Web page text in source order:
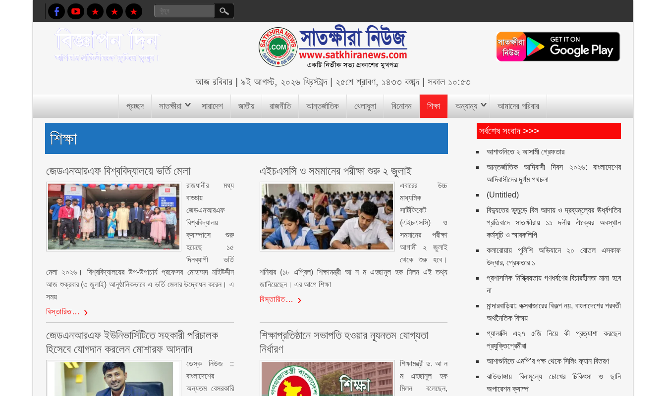
আজ রবিবার| ৯ই আগস্ট, ২০২৬ খ্রিস্টাব্দ| ২৫শে শ্রাবণ, ১৪৩৩ বঙ্গাব্দ| সকাল ১০:৫৩
প্রচ্ছদ সাতক্ষীরা সারাদেশ জাতীয় রাজনীতি আন্তর্জাতিক খেলাধুলা বিনোদন শিক্ষা অন্যান্য আমাদের পরিবার
শিক্ষা
জেডএনআরএফ বিশ্ববিদ্যালয়ে ভর্তি মেলা
রাজধানীর মধ্য
বাড্ডায়
জেডএনআরএফ
বিশ্ববিদ্যালয়
ক্যাম্পাসে শুরু
হয়েছে ১৫
দিনব্যাপী ভর্তি
মেলা ২০২৬। বিশ্ববিদ্যালয়ের উপ-উপাচার্য প্রফেসর মোহাম্মদ মহিউদ্দীন
আজ শুক্রবার (৩ জুলাই) আনুষ্ঠানিকভাবে এ ভর্তি মেলার উদ্বোধন করেন। এ
সময়
বিস্তারিত…
এইচএসসি ও সমমানের পরীক্ষা শুরু ২ জুলাই
এবারের উচ্চ
মাধ্যমিক
সার্টিফিকেট
(এইচএসসি) ও
সমমানের পরীক্ষা
আগামী ২ জুলাই
থেকে শুরু হবে।
শনিবার (১৮ এপ্রিল) শিক্ষামন্ত্রী আ ন ম এহছানুল হক মিলন এই তথ্য
জানিয়েছেন। এর আগে শিক্ষা
বিস্তারিত…
জেডএনআরএফ ইউনিভার্সিটিতে সহকারী পরিচালক
হিসেবে যোগদান করলেন মোশারফ আদনান
ডেস্ক নিউজ ::
বাংলাদেশের
অন্যতম বেসরকারি
শিক্ষাপ্রতিষ্ঠানে সভাপতি হওয়ার ন্যূনতম যোগ্যতা
নির্ধারণ
শিক্ষামন্ত্রী ড. আ ন
ম এহছানুল হক
মিলন বলেছেন,
সর্বশেষ সংবাদ >>>
আশাশুনিতে ২ আসামী গ্রেফতার
আন্তর্জাতিক আদিবাসী দিবস ২০২৬: বাংলাদেশের
আদিবাসীদের দূর্গম পথচলা
(Untitled)
বিদ্যুতের ভূতুড়ে বিল আদায় ও দ্রব্যমূল্যের ঊর্ধ্বগতির
প্রতিবাদে সাতক্ষীরায় ১১ দলীয় ঐক্যের অবস্থান
কর্মসূচি ও স্মারকলিপি
কলারোয়ায় পুলিশি অভিযানে ২০ বোতল এসকাফ
উদ্ধার, গ্রেফতার ১
প্রশাসনিক নিষ্ক্রিয়তায় গণধর্ষণের বিচারহীনতা মানা হবে
না
মান্দারবাড়িয়া: কক্সবাজারের বিকল্প নয়, বাংলাদেশের পরবর্তী
অর্থনৈতিক বিস্ময়
গ্যালাক্সি এ২৭ ৫জি নিয়ে কী প্রত্যাশা করছেন
প্রযুক্তিপ্রেমীরা
আশাশুনিতে এমপি’র পক্ষ থেকে সিলিং ফ্যান বিতরণ
ঝাউডাঙ্গায় বিনামূল্যে চোখের চিকিৎসা ও ছানি
অপারেশন ক্যাম্প